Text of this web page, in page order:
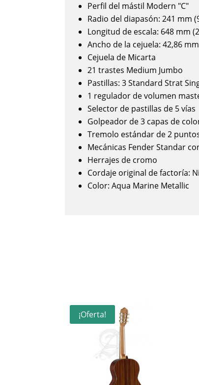
Perfil del mástil Modern "C"
Radio del diapasón: 241 mm
Longitud de escala: 648 mm
Ancho de la cejuela: 42,86 mm
Cejuela de Micarta
21 trastes Medium Jumbo
Pastillas: 3 Standard Strat
1 regulador de volumen
Selector de pastillas de 5 vías
Golpeador de 3 capas de
Tremolo estándar de 2
Mecánicas Fender Standar
Herrajes de cromo
Cordaje original de factoría:
Color: Aqua Marine Metallic
¡Oferta!